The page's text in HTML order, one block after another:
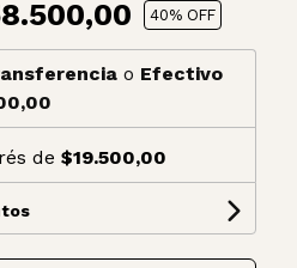
40% OFF
o Efectivo
de $19.500,00